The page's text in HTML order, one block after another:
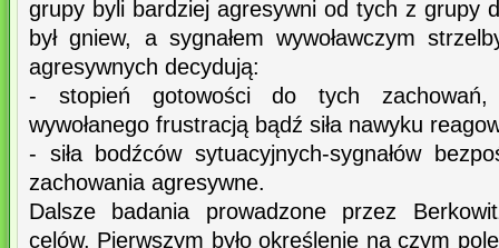
grupy byli bardziej agresywni od tych z grupy
był gniew, a sygnałem wywoławczym
agresywnych decydują:
- stopień gotowości do tych zachowań,
wywołanego frustracją bądź siła nawyku
- siła bodźców sytuacyjnych-sygnałów
zachowania agresywne.
Dalsze badania prowadzone przez
celów. Pierwszym było określenie na czym